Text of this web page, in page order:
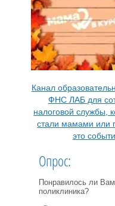
Канал
ФНС ЛАБ для
налоговой службы,
стали мамами или
это
Опрос:
Понравилось ли
поликлиника?